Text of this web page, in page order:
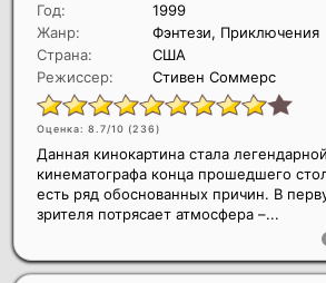
Год:
1999
Жанр:
Фэнтези, Приключения
Страна:
США
Режиссер:
Стивен Соммерс
Оценка: 8.7/10 (236)
Данная кинокартина стала
кинематографа конца прошедшего
есть ряд обоснованных причин. В
зрителя потрясает атмосфера –...